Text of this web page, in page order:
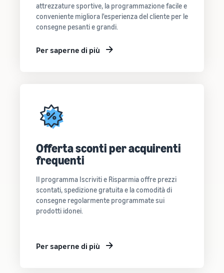
attrezzature sportive, la programmazione facile e
conveniente migliora l'esperienza del cliente per le
consegne pesanti e grandi.
Per saperne di più
Offerta sconti per acquirenti
frequenti
Il programma Iscriviti e Risparmia offre prezzi
scontati, spedizione gratuita e la comodità di
consegne regolarmente programmate sui
prodotti idonei.
Per saperne di più